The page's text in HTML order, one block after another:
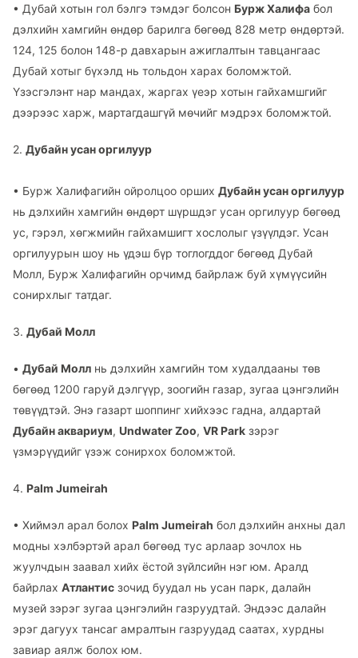
• Дубай хотын гол бэлгэ тэмдэг болсон Бурж Халифа бол
дэлхийн хамгийн өндөр барилга бөгөөд 828 метр өндөртэй.
124, 125 болон 148-р давхарын ажиглалтын тавцангаас
Дубай хотыг бүхэлд нь тольдон харах боломжтой.
Үзэсгэлэнт нар мандах, жаргах үеэр хотын гайхамшгийг
дээрээс харж, мартагдашгүй мөчийг мэдрэх боломжтой.
2. Дубайн усан оргилуур
• Бурж Халифагийн ойролцоо орших Дубайн усан оргилуур
нь дэлхийн хамгийн өндөрт шүршдэг усан оргилуур бөгөөд
ус, гэрэл, хөгжмийн гайхамшигт хослолыг үзүүлдэг. Усан
оргилуурын шоу нь үдэш бүр тоглогддог бөгөөд Дубай
Молл, Бурж Халифагийн орчимд байрлаж буй хүмүүсийн
сонирхлыг татдаг.
3. Дубай Молл
• Дубай Молл нь дэлхийн хамгийн том худалдааны төв
бөгөөд 1200 гаруй дэлгүүр, зоогийн газар, зугаа цэнгэлийн
төвүүдтэй. Энэ газарт шоппинг хийхээс гадна, алдартай
Дубайн аквариум, Undwater Zoo, VR Park зэрэг
үзмэрүүдийг үзэж сонирхох боломжтой.
4. Palm Jumeirah
• Хиймэл арал болох Palm Jumeirah бол дэлхийн анхны дал
модны хэлбэртэй арал бөгөөд тус арлаар зочлох нь
жуулчдын заавал хийх ёстой зүйлсийн нэг юм. Аралд
байрлах Атлантис зочид буудал нь усан парк, далайн
музей зэрэг зугаа цэнгэлийн газруудтай. Эндээс далайн
эрэг дагуух тансаг амралтын газруудад саатах, хурдны
завиар аялж болох юм.